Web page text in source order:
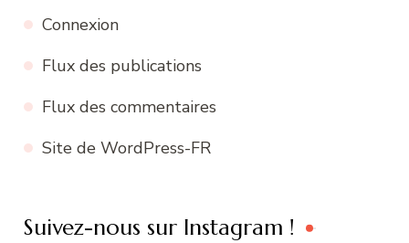
Connexion
Flux des publications
Flux des commentaires
Site de WordPress-FR
Suivez-nous sur Instagram !